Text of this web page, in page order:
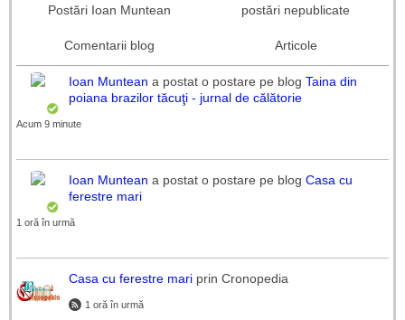
Postări Ioan Muntean postări nepublicate
Comentarii blog Articole
Ioan Muntean a postat o postare pe blog Taina din
poiana brazilor tăcuţi - jurnal de călătorie
Acum 9 minute
Ioan Muntean a postat o postare pe blog Casa cu
ferestre mari
1 oră în urmă
Casa cu ferestre mari prin Cronopedia
1 oră în urmă